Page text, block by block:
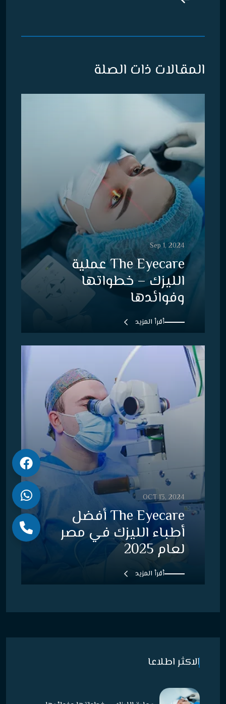
المقالات ذات الصلة
Sep 1, 2024
The Eyecare عملية
الليزك – خطواتها
وفوائدها
أقرأ المزيد
OCT 13, 2024
The Eyecare أفضل
أطباء الليزك في مصر
لعام 2025
أقرأ المزيد
الاكثر اطلاعا